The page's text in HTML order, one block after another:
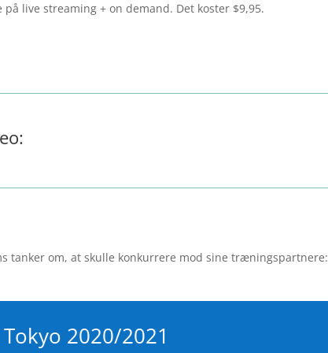
live streaming + on demand. Det koster $9,95.
tanker om, at skulle konkurrere mod sine træningspartnere:
Tokyo 2020/2021